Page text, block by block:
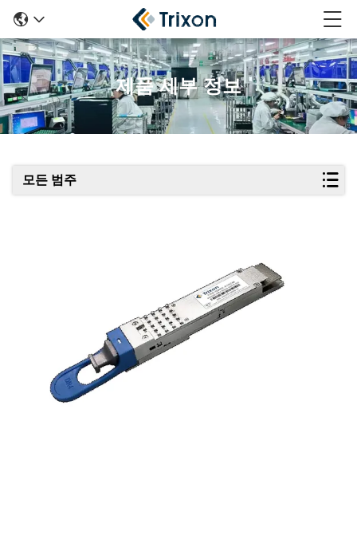
제품 세부 정보
모든 범주